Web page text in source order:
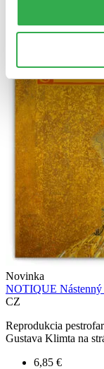
Novinka
NOTIQUE Nástenný
CZ
Reprodukcia
Gustava Klimta na
6,85 €